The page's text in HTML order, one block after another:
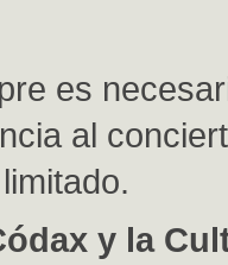
es
al
y la